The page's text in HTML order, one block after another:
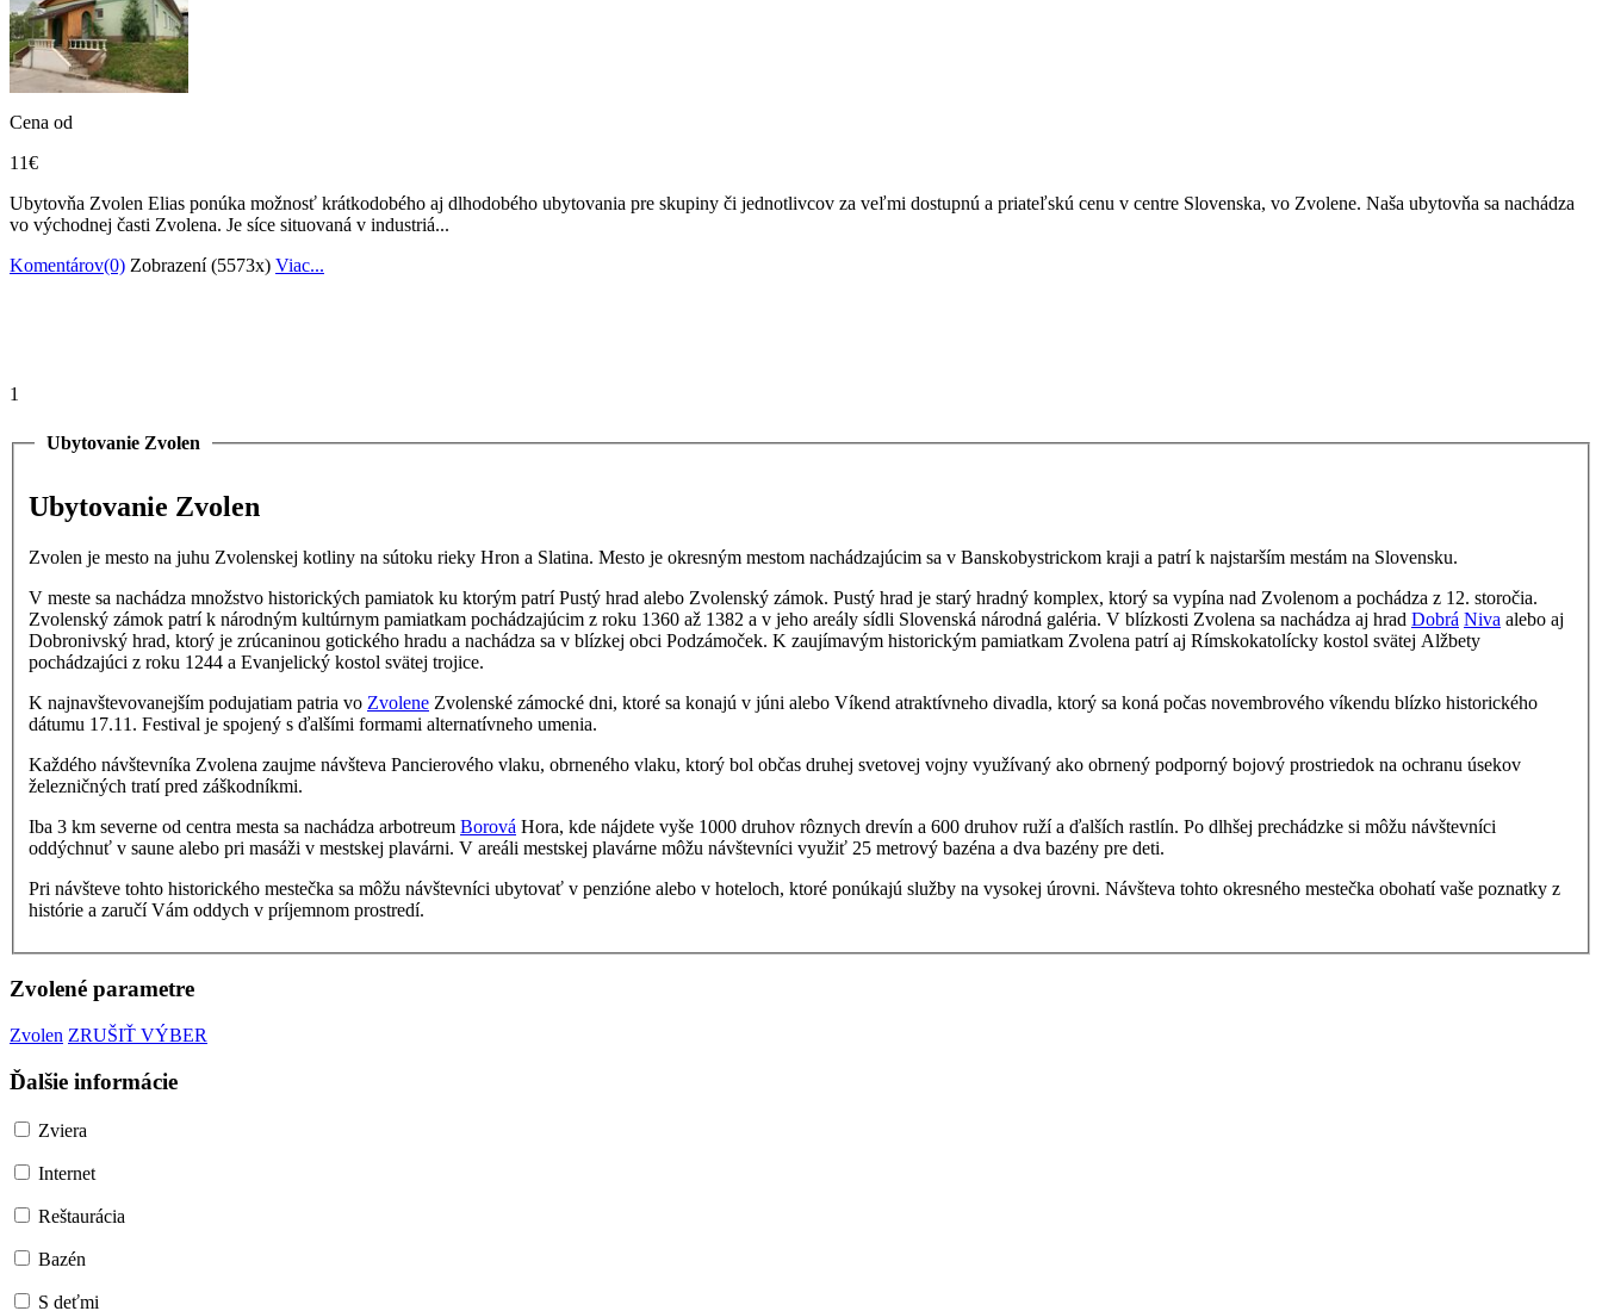
Cena od
11€
Ubytovňa Zvolen Elias ponúka možnosť krátkodobého aj dlhodobého ubytovania pre skupiny či jednotlivcov za veľmi dostupnú a priateľskú cenu v centre Slovenska, vo Zvolene. Naša ubytovňa sa nachádza
vo východnej časti Zvolena. Je síce situovaná v industriá...
Komentárov(0) Zobrazení (5573x) Viac...
1
Ubytovanie Zvolen
Ubytovanie Zvolen
Zvolen je mesto na juhu Zvolenskej kotliny na sútoku rieky Hron a Slatina. Mesto je okresným mestom nachádzajúcim sa v Banskobystrickom kraji a patrí k najstarším mestám na Slovensku.
V meste sa nachádza množstvo historických pamiatok ku ktorým patrí Pustý hrad alebo Zvolenský zámok. Pustý hrad je starý hradný komplex, ktorý sa vypína nad Zvolenom a pochádza z 12. storočia.
Zvolenský zámok patrí k národným kultúrnym pamiatkam pochádzajúcim z roku 1360 až 1382 a v jeho areály sídli Slovenská národná galéria. V blízkosti Zvolena sa nachádza aj hrad Dobrá Niva alebo aj
Dobronivský hrad, ktorý je zrúcaninou gotického hradu a nachádza sa v blízkej obci Podzámoček. K zaujímavým historickým pamiatkam Zvolena patrí aj Rímskokatolícky kostol svätej Alžbety
pochádzajúci z roku 1244 a Evanjelický kostol svätej trojice.
K najnavštevovanejším podujatiam patria vo Zvolene Zvolenské zámocké dni, ktoré sa konajú v júni alebo Víkend atraktívneho divadla, ktorý sa koná počas novembrového víkendu blízko historického
dátumu 17.11. Festival je spojený s ďalšími formami alternatívneho umenia.
Každého návštevníka Zvolena zaujme návšteva Pancierového vlaku, obrneného vlaku, ktorý bol občas druhej svetovej vojny využívaný ako obrnený podporný bojový prostriedok na ochranu úsekov
železničných tratí pred záškodníkmi.
Iba 3 km severne od centra mesta sa nachádza arbotreum Borová Hora, kde nájdete vyše 1000 druhov rôznych drevín a 600 druhov ruží a ďalších rastlín. Po dlhšej prechádzke si môžu návštevníci
oddýchnuť v saune alebo pri masáži v mestskej plavárni. V areáli mestskej plavárne môžu návštevníci využiť 25 metrový bazéna a dva bazény pre deti.
Pri návšteve tohto historického mestečka sa môžu návštevníci ubytovať v penzióne alebo v hoteloch, ktoré ponúkajú služby na vysokej úrovni. Návšteva tohto okresného mestečka obohatí vaše poznatky z
histórie a zaručí Vám oddych v príjemnom prostredí.
Zvolené parametre
Zvolen ZRUŠIŤ VÝBER
Ďalšie informácie
Zviera
Internet
Reštaurácia
Bazén
S deťmi